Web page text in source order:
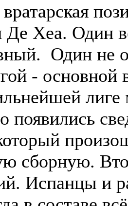
Де Хеа. Один
Один не
- основной
появились
сборную.
Испанцы и